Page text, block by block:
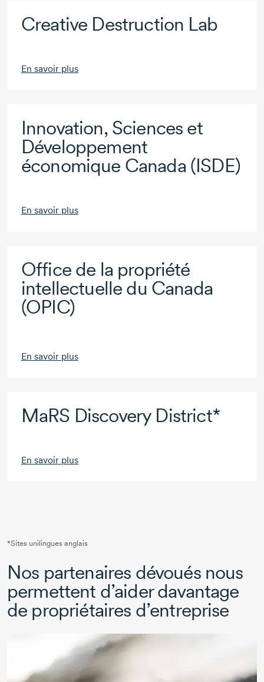
Creative Destruction Lab
En savoir plus
Innovation, Sciences et
Développement
économique Canada (ISDE)
En savoir plus
Office de la propriété
intellectuelle du Canada
(OPIC)
En savoir plus
MaRS Discovery District*
En savoir plus
*Sites unilingues anglais
Nos partenaires dévoués nous
permettent d’aider davantage
de propriétaires d’entreprise